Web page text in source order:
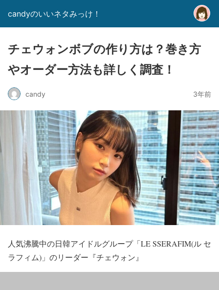
candyのいいネタみっけ！
チェウォンボブの作り方は？巻き方
やオーダー方法も詳しく調査！
candy 3年前
人気沸騰中の日韓アイドルグループ「LE SSERAFIM(ル セ
ラフィム)」のリーダー『チェウォン』